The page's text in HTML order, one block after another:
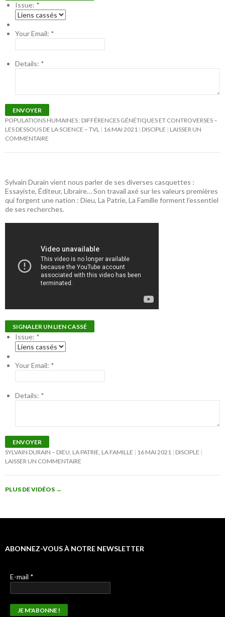
Issue: *
Your Email: *
Details: *
ENVOYER
POPULATIONS HUMAINES : DIFFÉRENCES GÉNÉTIQUES ET CONTROVERSES –
LES DESSOUS DE LA SCIENCE – TVL
16 MAI 2021 DISCIPLE
LAISSER UN
COMMENTAIRE
Sylvain Durain vient nous parler de ses diverses casquettes :
Essayiste, Éditeur, Libraire… Son travail axé sur les valeurs premières
qui forgent une nation : Dieu, La Patrie, La Famille forment l’essentiel
de ses recherches.
SIGNALER UN LIEN CASSÉ
Issue: *
Your Email: *
Details: *
ENVOYER
SYLVAIN DURAIN – DIEU, LA PATRIE, LA FAMILLE
16 MAI 2021 DISCIPLE
LAISSER UN COMMENTAIRE
PLUS DE VIDÉOS →
ABONNEZ-VOUS À NOTRE NEWSLETTER
E-mail *